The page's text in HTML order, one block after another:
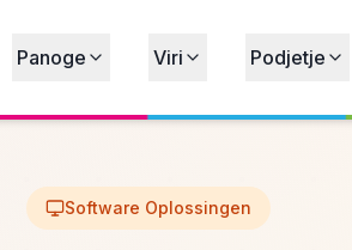
Panoge Viri Podjetje
Software Oplossingen